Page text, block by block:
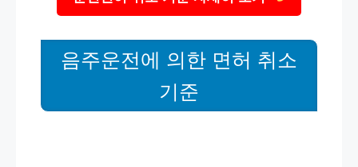
음주운전에 의한 면허 취소
기준